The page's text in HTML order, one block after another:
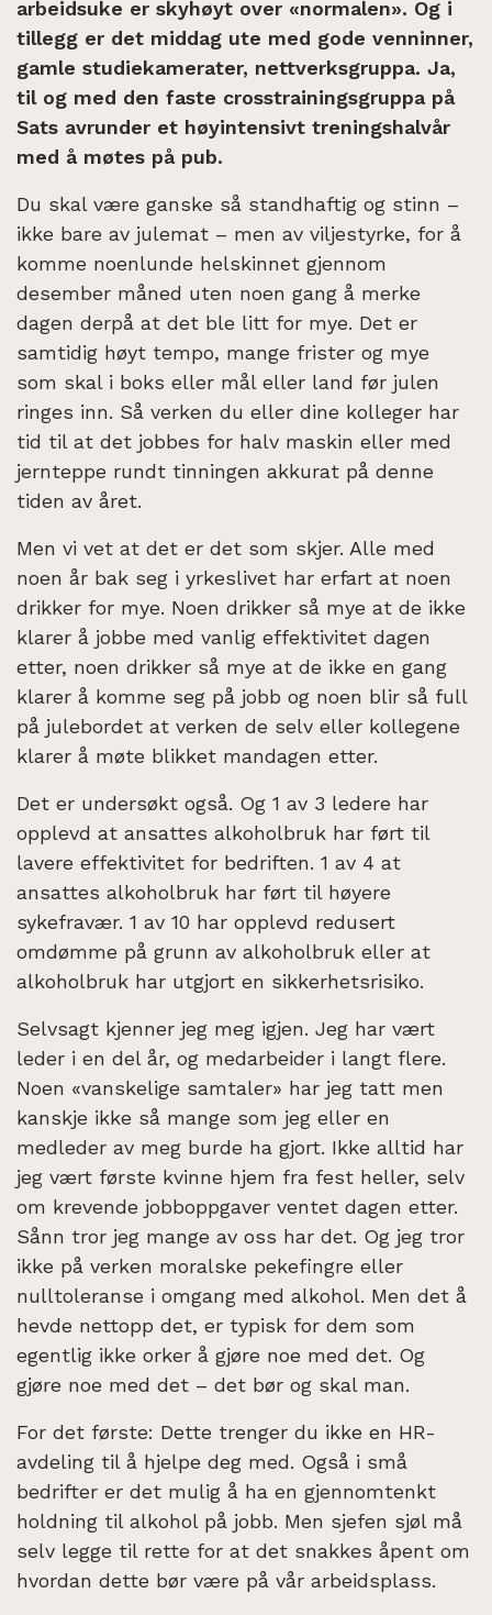
arbeidsuke er skyhøyt over «normalen». Og i
tillegg er det middag ute med gode venninner,
gamle studiekamerater, nettverksgruppa. Ja,
til og med den faste crosstrainingsgruppa på
Sats avrunder et høyintensivt treningshalvår
med å møtes på pub.
Du skal være ganske så standhaftig og stinn –
ikke bare av julemat – men av viljestyrke, for å
komme noenlunde helskinnet gjennom
desember måned uten noen gang å merke
dagen derpå at det ble litt for mye. Det er
samtidig høyt tempo, mange frister og mye
som skal i boks eller mål eller land før julen
ringes inn. Så verken du eller dine kolleger har
tid til at det jobbes for halv maskin eller med
jernteppe rundt tinningen akkurat på denne
tiden av året.
Men vi vet at det er det som skjer. Alle med
noen år bak seg i yrkeslivet har erfart at noen
drikker for mye. Noen drikker så mye at de ikke
klarer å jobbe med vanlig effektivitet dagen
etter, noen drikker så mye at de ikke en gang
klarer å komme seg på jobb og noen blir så full
på julebordet at verken de selv eller kollegene
klarer å møte blikket mandagen etter.
Det er undersøkt også. Og 1 av 3 ledere har
opplevd at ansattes alkoholbruk har ført til
lavere effektivitet for bedriften. 1 av 4 at
ansattes alkoholbruk har ført til høyere
sykefravær. 1 av 10 har opplevd redusert
omdømme på grunn av alkoholbruk eller at
alkoholbruk har utgjort en sikkerhetsrisiko.
Selvsagt kjenner jeg meg igjen. Jeg har vært
leder i en del år, og medarbeider i langt flere.
Noen «vanskelige samtaler» har jeg tatt men
kanskje ikke så mange som jeg eller en
medleder av meg burde ha gjort. Ikke alltid har
jeg vært første kvinne hjem fra fest heller, selv
om krevende jobboppgaver ventet dagen etter.
Sånn tror jeg mange av oss har det. Og jeg tror
ikke på verken moralske pekefingre eller
nulltoleranse i omgang med alkohol. Men det å
hevde nettopp det, er typisk for dem som
egentlig ikke orker å gjøre noe med det. Og
gjøre noe med det – det bør og skal man.
For det første: Dette trenger du ikke en HR-
avdeling til å hjelpe deg med. Også i små
bedrifter er det mulig å ha en gjennomtenkt
holdning til alkohol på jobb. Men sjefen sjøl må
selv legge til rette for at det snakkes åpent om
hvordan dette bør være på vår arbeidsplass.